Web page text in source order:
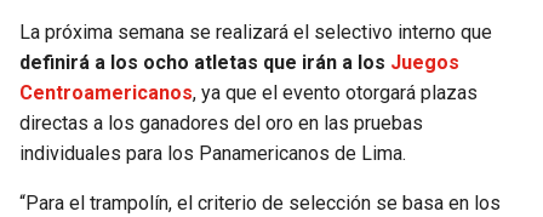
La próxima semana se realizará el selectivo interno que
definirá a los ocho atletas que irán a los Juegos
Centroamericanos, ya que el evento otorgará plazas
directas a los ganadores del oro en las pruebas
individuales para los Panamericanos de Lima.
“Para el trampolín, el criterio de selección se basa en los